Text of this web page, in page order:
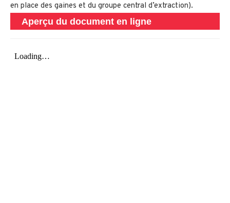
en place des gaines et du groupe central d’extraction).
Aperçu du document en ligne